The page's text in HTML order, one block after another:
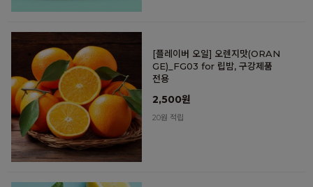
[플레이버 오일] 오렌지맛(ORAN
GE)_FG03 for 립밤, 구강제품
전용
2,500원
20원 적립